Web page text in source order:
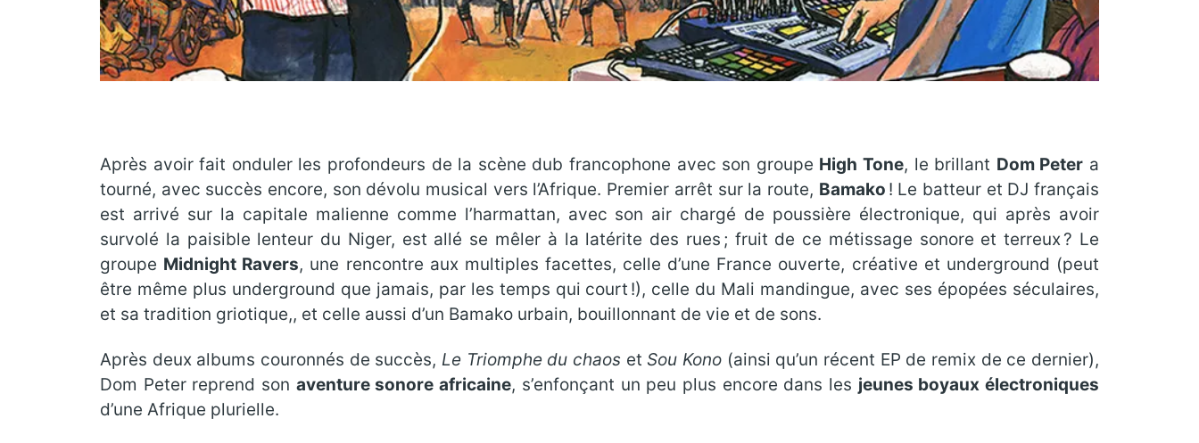
Après avoir fait onduler les profondeurs de la scène dub francophone avec son groupe High Tone, le brillant Dom Peter a
tourné, avec succès encore, son dévolu musical vers l’Afrique. Premier arrêt sur la route, Bamako ! Le batteur et DJ français
est arrivé sur la capitale malienne comme l’harmattan, avec son air chargé de poussière électronique, qui après avoir
survolé la paisible lenteur du Niger, est allé se mêler à la latérite des rues ; fruit de ce métissage sonore et terreux ? Le
groupe Midnight Ravers, une rencontre aux multiples facettes, celle d’une France ouverte, créative et underground (peut
être même plus underground que jamais, par les temps qui court !), celle du Mali mandingue, avec ses épopées séculaires,
et sa tradition griotique,, et celle aussi d’un Bamako urbain, bouillonnant de vie et de sons.
Après deux albums couronnés de succès, Le Triomphe du chaos et Sou Kono (ainsi qu’un récent EP de remix de ce dernier),
Dom Peter reprend son aventure sonore africaine, s’enfonçant un peu plus encore dans les jeunes boyaux électroniques
d’une Afrique plurielle.